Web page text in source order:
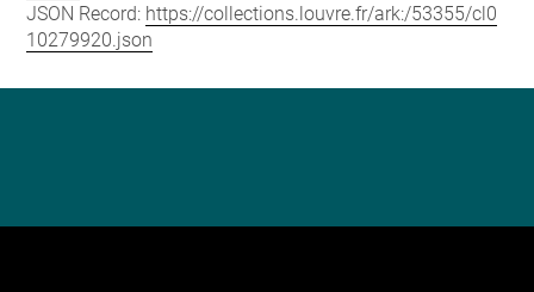
JSON Record: https://collections.louvre.fr/ark:/53355/cl0
10279920.json